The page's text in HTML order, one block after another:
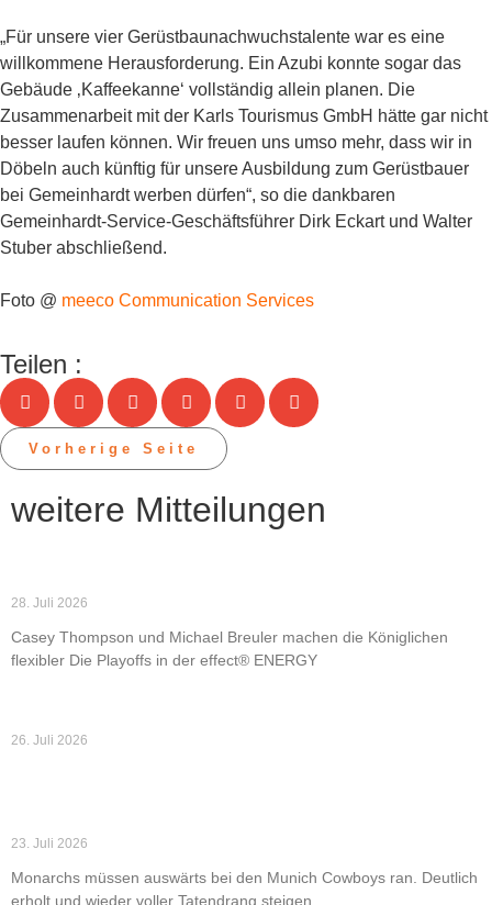
„Für unsere vier Gerüstbaunachwuchstalente war es eine
willkommene Herausforderung. Ein Azubi konnte sogar das
Gebäude ‚Kaffeekanne‘ vollständig allein planen. Die
Zusammenarbeit mit der Karls Tourismus GmbH hätte gar nicht
besser laufen können. Wir freuen uns umso mehr, dass wir in
Döbeln auch künftig für unsere Ausbildung zum Gerüstbauer
bei Gemeinhardt werben dürfen“, so die dankbaren
Gemeinhardt-Service-Geschäftsführer Dirk Eckart und Walter
Stuber abschließend.
Foto @ meeco Communication Services
Teilen :
Vorherige Seite
weitere Mitteilungen
28. Juli 2026
Casey Thompson und Michael Breuler machen die Königlichen
flexibler Die Playoffs in der effect® ENERGY
26. Juli 2026
23. Juli 2026
Monarchs müssen auswärts bei den Munich Cowboys ran. Deutlich
erholt und wieder voller Tatendrang steigen